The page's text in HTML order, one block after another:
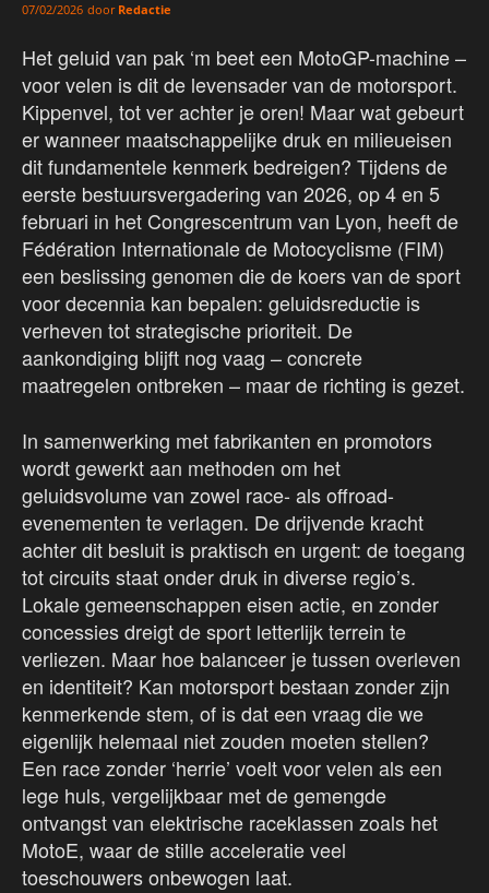
07/02/2026 door Redactie
Het geluid van pak ‘m beet een MotoGP-machine –
voor velen is dit de levensader van de motorsport.
Kippenvel, tot ver achter je oren! Maar wat gebeurt
er wanneer maatschappelijke druk en milieueisen
dit fundamentele kenmerk bedreigen? Tijdens de
eerste bestuursvergadering van 2026, op 4 en 5
februari in het Congrescentrum van Lyon, heeft de
Fédération Internationale de Motocyclisme (FIM)
een beslissing genomen die de koers van de sport
voor decennia kan bepalen: geluidsreductie is
verheven tot strategische prioriteit. De
aankondiging blijft nog vaag – concrete
maatregelen ontbreken – maar de richting is gezet.
In samenwerking met fabrikanten en promotors
wordt gewerkt aan methoden om het
geluidsvolume van zowel race- als offroad-
evenementen te verlagen. De drijvende kracht
achter dit besluit is praktisch en urgent: de toegang
tot circuits staat onder druk in diverse regio’s.
Lokale gemeenschappen eisen actie, en zonder
concessies dreigt de sport letterlijk terrein te
verliezen. Maar hoe balanceer je tussen overleven
en identiteit? Kan motorsport bestaan zonder zijn
kenmerkende stem, of is dat een vraag die we
eigenlijk helemaal niet zouden moeten stellen?
Een race zonder ‘herrie’ voelt voor velen als een
lege huls, vergelijkbaar met de gemengde
ontvangst van elektrische raceklassen zoals het
MotoE, waar de stille acceleratie veel
toeschouwers onbewogen laat.